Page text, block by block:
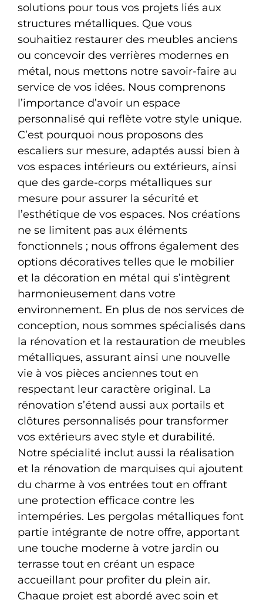
solutions pour tous vos projets liés aux
structures métalliques. Que vous
souhaitiez restaurer des meubles anciens
ou concevoir des verrières modernes en
métal, nous mettons notre savoir-faire au
service de vos idées. Nous comprenons
l’importance d’avoir un espace
personnalisé qui reflète votre style unique.
C’est pourquoi nous proposons des
escaliers sur mesure, adaptés aussi bien à
vos espaces intérieurs ou extérieurs, ainsi
que des garde-corps métalliques sur
mesure pour assurer la sécurité et
l’esthétique de vos espaces. Nos créations
ne se limitent pas aux éléments
fonctionnels ; nous offrons également des
options décoratives telles que le mobilier
et la décoration en métal qui s’intègrent
harmonieusement dans votre
environnement. En plus de nos services de
conception, nous sommes spécialisés dans
la rénovation et la restauration de meubles
métalliques, assurant ainsi une nouvelle
vie à vos pièces anciennes tout en
respectant leur caractère original. La
rénovation s’étend aussi aux portails et
clôtures personnalisés pour transformer
vos extérieurs avec style et durabilité.
Notre spécialité inclut aussi la réalisation
et la rénovation de marquises qui ajoutent
du charme à vos entrées tout en offrant
une protection efficace contre les
intempéries. Les pergolas métalliques font
partie intégrante de notre offre, apportant
une touche moderne à votre jardin ou
terrasse tout en créant un espace
accueillant pour profiter du plein air.
Chaque projet est abordé avec soin et